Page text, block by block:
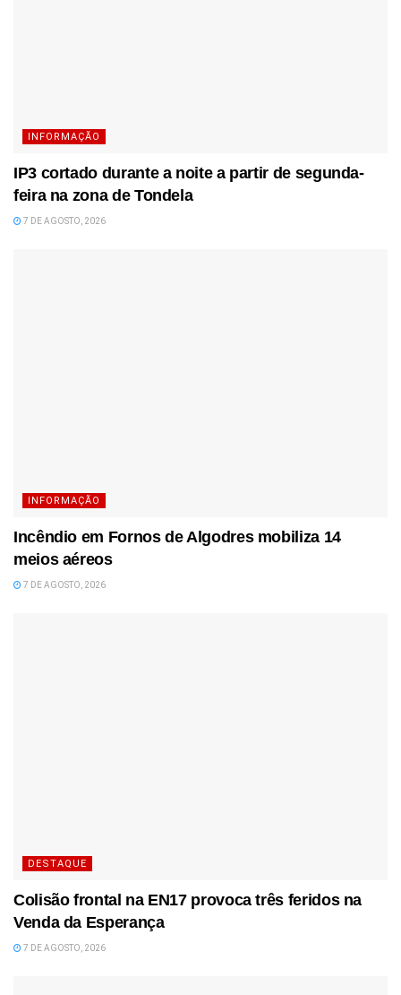
INFORMAÇÃO
IP3 cortado durante a noite a partir de segunda-
feira na zona de Tondela
7 DE AGOSTO, 2026
INFORMAÇÃO
Incêndio em Fornos de Algodres mobiliza 14
meios aéreos
7 DE AGOSTO, 2026
DESTAQUE
Colisão frontal na EN17 provoca três feridos na
Venda da Esperança
7 DE AGOSTO, 2026